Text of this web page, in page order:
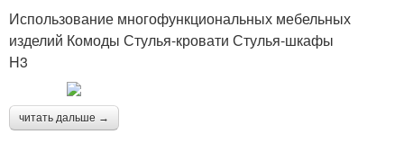
Использование многофункциональных мебельных
изделий Комоды Стулья-кровати Стулья-шкафы
H3
читать дальше →